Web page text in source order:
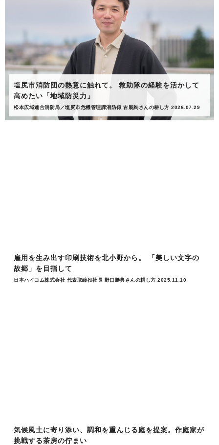
塩尻市消防団の熱意に触れて。 救助隊の経験を活かして
高めたい「地域防災力」
松本広域連合消防局／塩尻市危機管理課消防係 古厩絢さんの耕し方 2026.07.29
雇用を生み出す印刷技術を北小野から。 「美しい文字の
故郷」を目指して
日本ハイコム株式会社 代表取締役社長 野口勝典さんの耕し方 2025.11.10
気候風土に寄り添い、調和を重んじる庭を提案。作庭家が
挑戦する茶房の佇まい